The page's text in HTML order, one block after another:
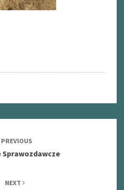
PREVIOUS
Sprawozdawcze
NEXT